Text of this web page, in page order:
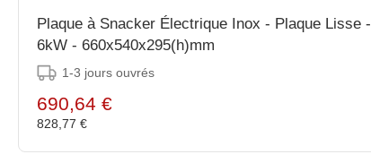
Plaque à Snacker Électrique Inox - Plaque Lisse -
6kW - 660x540x295(h)mm
1-3 jours ouvrés
690,64 €
828,77 €